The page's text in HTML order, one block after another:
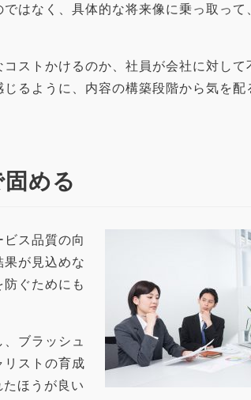
はなく、具体的な将来像に乗っ取って
ストかけるのか、社員が会社に対して
るように、内容の構築段階から気を配
める
ス品質の向
果が見込めな
ぐためにも
ブラッシュ
リストの育成
ほうが良い